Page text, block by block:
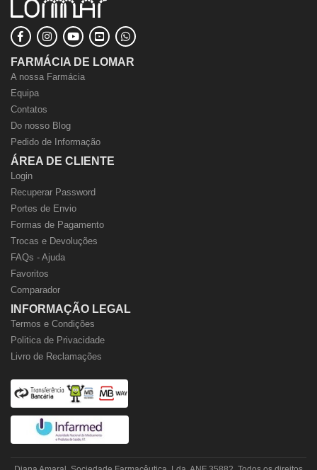
FARMÁCIA DE LOMAR
A nossa Farmácia
Equipa
Contatos
Do nosso Blog
Pedido de Informação
ÁREA DE CLIENTE
Login
Recuperar Password
Portes de Envio
Formas de Pagamento
Trocas e Devoluções
FAQs - Ajuda
Favoritos
Comparador
INFORMAÇÃO LEGAL
Termos e Condições
Politica de Privacidade
Livro de Reclamações